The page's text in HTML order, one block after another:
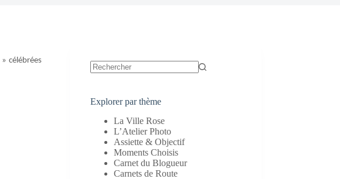
» célébrées
Explorer par thème
La Ville Rose
L’Atelier Photo
Assiette & Objectif
Moments Choisis
Carnet du Blogueur
Carnets de Route